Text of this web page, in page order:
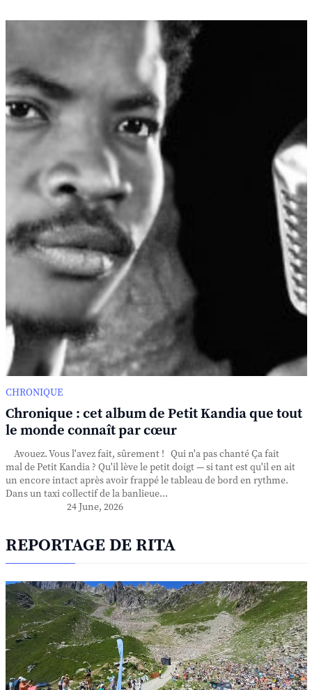
CHRONIQUE
Chronique : cet album de Petit Kandia que tout
le monde connaît par cœur
Avouez. Vous l'avez fait, sûrement ! Qui n'a pas chanté Ça fait
mal de Petit Kandia ? Qu'il lève le petit doigt — si tant est qu'il en ait
un encore intact après avoir frappé le tableau de bord en rythme.
Dans un taxi collectif de la banlieue...
24 June, 2026
REPORTAGE DE RITA